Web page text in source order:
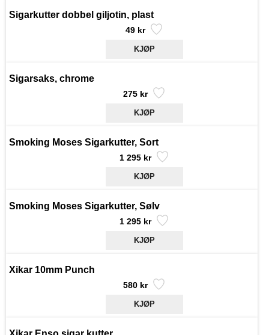
Sigarkutter dobbel giljotin, plast
49 kr
Sigarsaks, chrome
275 kr
Smoking Moses Sigarkutter, Sort
1 295 kr
Smoking Moses Sigarkutter, Sølv
1 295 kr
Xikar 10mm Punch
580 kr